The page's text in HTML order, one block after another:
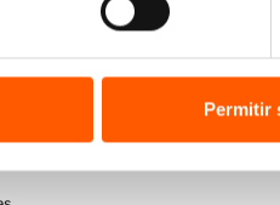
Permitir